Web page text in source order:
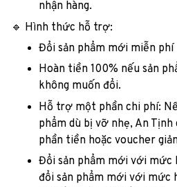
nhận hàng.
🔹 Hình thức hỗ trợ:
Đổi sản phẩm mới miễn phí
Hoàn tiền 100% nếu sản
không muốn đổi.
Hỗ trợ một phần chi phí:
phẩm dù bị vỡ nhẹ, An
phần tiền hoặc voucher
Đổi sản phẩm mới với mức
đổi sản phẩm mới với mức